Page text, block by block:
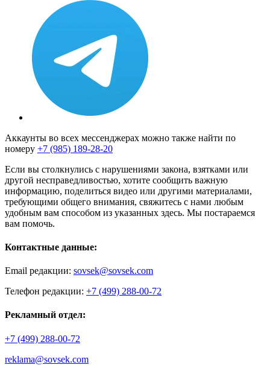
Аккаунты во всех мессенджерах можно также найти по
номеру +7 (985) 189-28-20
Если вы столкнулись с нарушениями закона, взятками или
другой несправедливостью, хотите сообщить важную
информацию, поделиться видео или другими материалами,
требующими общего внимания, свяжитесь с нами любым
удобным вам способом из указанных здесь. Мы постараемся
вам помочь.
Контактные данные:
Email редакции: sovsek@sovsek.com
Телефон редакции: +7 (499) 288-00-72
Рекламный отдел:
+7 (499) 288-00-72
reklama@sovsek.com